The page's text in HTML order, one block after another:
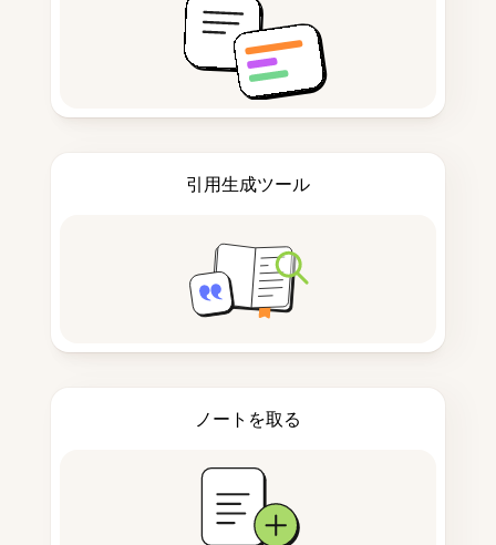
引用生成ツール
ノートを取る